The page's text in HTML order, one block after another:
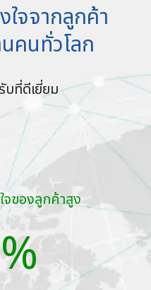
ใจจากลูกค้า
คนทั่วโลก
ที่ดีเยี่ยม
ของลูกค้าสูง